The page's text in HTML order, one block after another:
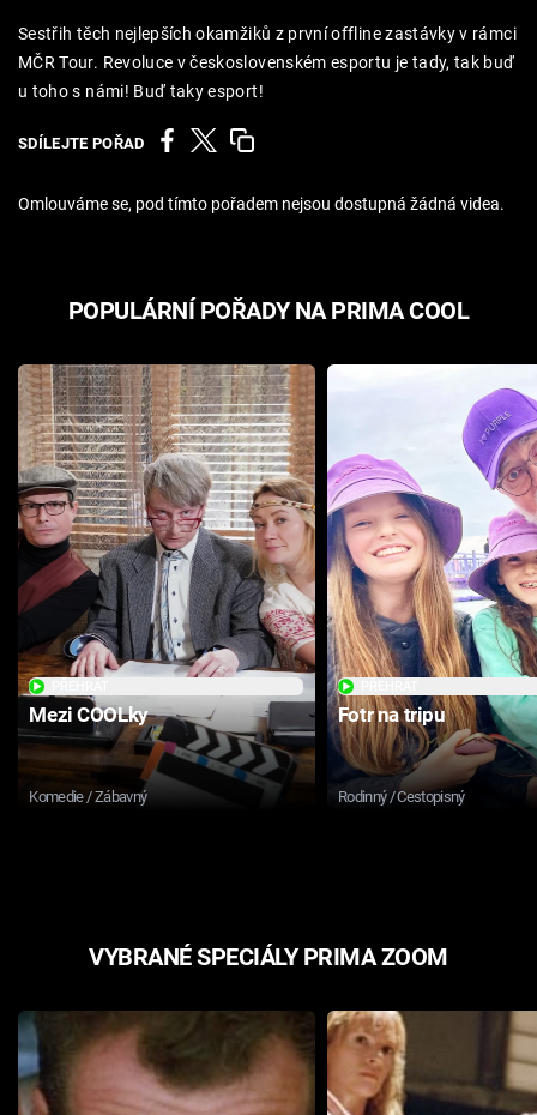
Cool Esport
Pořady
TV Program
Sledujte prima+
Sledujte nás
Sestřih těch nejlepších okamžiků z první offline zastávky v rámci
MČR Tour. Revoluce v československém esportu je tady, tak buď
u toho s námi! Buď taky esport!
SDÍLEJTE POŘAD
Omlouváme se, pod tímto pořadem nejsou dostupná žádná videa.
POPULÁRNÍ POŘADY NA PRIMA COOL
Mezi COOLky
Komedie / Zábavný
Fotr na tripu
Rodinný / Cestopisný
VYBRANÉ SPECIÁLY PRIMA ZOOM